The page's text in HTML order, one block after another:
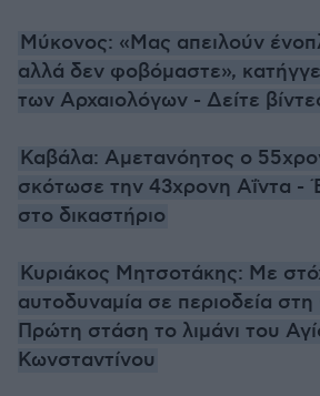
Μύκονος: «Μας απειλούν
αλλά δεν φοβόμαστε»,
των Αρχαιολόγων - Δείτε
Καβάλα: Αμετανόητος ο
σκότωσε την 43χρονη Αΐντα -
στο δικαστήριο
Κυριάκος Μητσοτάκης: Με
αυτοδυναμία σε περιοδεία
Πρώτη στάση το λιμάνι του
Κωνσταντίνου